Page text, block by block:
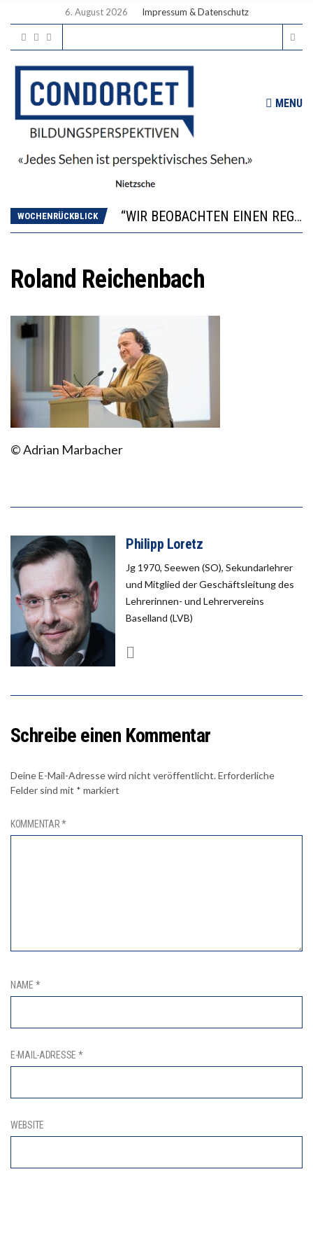
6. August 2026 Impressum & Datenschutz
MENU
WOCHENRÜCKBLICK
“WIR BEOBACHTEN EINEN REGELRECHTEN STURZFLUG BEI DEN LERNLEISTUNGEN”
DIE VERSTÄRKTE HARMONISIERUNG IM SCHULWESEN VERRINGERT DAS INNOVATIONSPOTENZIAL
Roland Reichenbach
© Adrian Marbacher
Philipp Loretz
Jg 1970, Seewen (SO), Sekundarlehrer
und Mitglied der Geschäftsleitung des
Lehrerinnen- und Lehrervereins
Baselland (LVB)
Schreibe einen Kommentar
Deine E-Mail-Adresse wird nicht veröffentlicht.Erforderliche
Felder sind mit * markiert
KOMMENTAR*
NAME *
E-MAIL-ADRESSE *
WEBSITE